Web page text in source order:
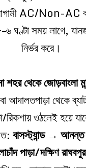
AC/Non-AC
ঘণ্টা সময় লাগে,
নির্ভর করে।
শহর থেকে জোড়বাংলা
আদালতপাড়া থেকে
ওঠলেই হয়ে
বাসস্ট্যান্ড →
পাড়া/দক্ষিণ